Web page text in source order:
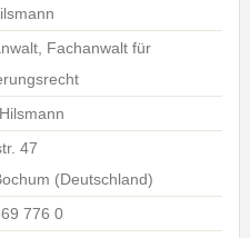
Fachanwalt für
47
(Deutschland)
776 0